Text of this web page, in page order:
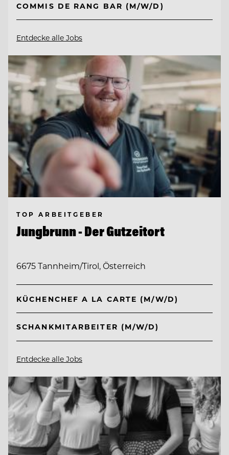
COMMIS DE RANG BAR (M/W/D)
Entdecke alle Jobs
TOP ARBEITGEBER
Jungbrunn - Der Gutzeitort
6675 Tannheim/Tirol, Österreich
KÜCHENCHEF A LA CARTE (M/W/D)
SCHANKMITARBEITER (M/W/D)
Entdecke alle Jobs